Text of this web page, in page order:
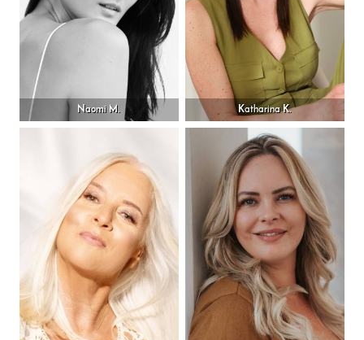
Naomi M. Katharina K.